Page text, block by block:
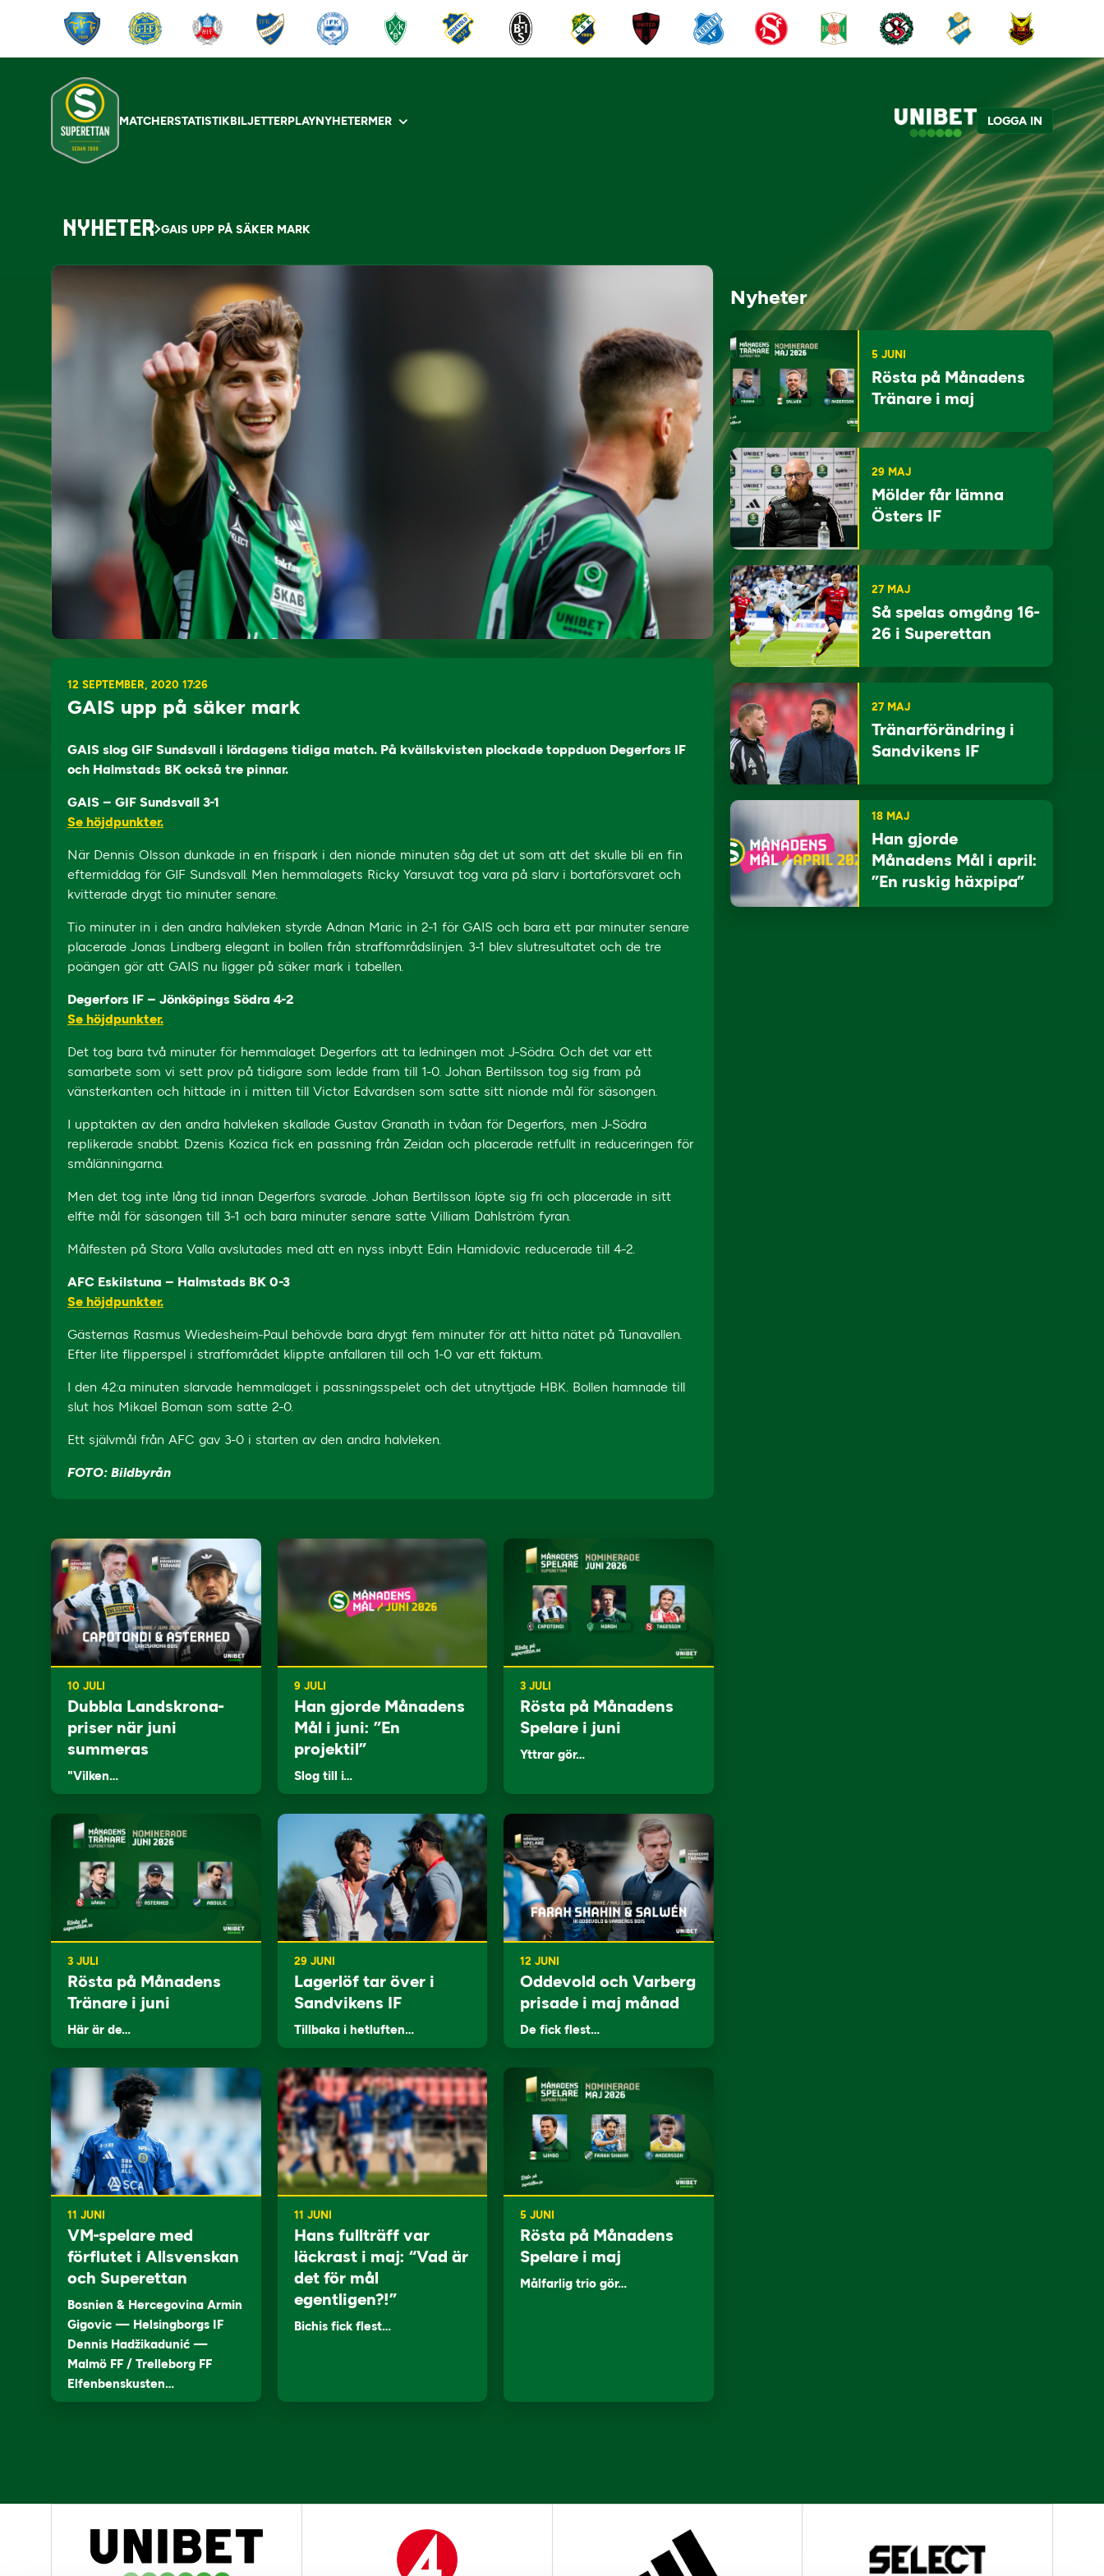
MATCHERSTATISTIKBILJETTERPLAYNYHETERMER LOGGA IN
NYHETER GAIS UPP PÅ SÄKER MARK
12 SEPTEMBER, 2020 17:26
GAIS upp på säker mark
GAIS slog GIF Sundsvall i lördagens tidiga match. På kvällskvisten plockade toppduon Degerfors IF
och Halmstads BK också tre pinnar.
GAIS – GIF Sundsvall 3-1
Se höjdpunkter.
När Dennis Olsson dunkade in en frispark i den nionde minuten såg det ut som att det skulle bli en fin
eftermiddag för GIF Sundsvall. Men hemmalagets Ricky Yarsuvat tog vara på slarv i bortaförsvaret och
kvitterade drygt tio minuter senare.
Tio minuter in i den andra halvleken styrde Adnan Maric in 2-1 för GAIS och bara ett par minuter senare
placerade Jonas Lindberg elegant in bollen från straffområdslinjen. 3-1 blev slutresultatet och de tre
poängen gör att GAIS nu ligger på säker mark i tabellen.
Degerfors IF – Jönköpings Södra 4-2
Se höjdpunkter.
Det tog bara två minuter för hemmalaget Degerfors att ta ledningen mot J-Södra. Och det var ett
samarbete som vi sett prov på tidigare som ledde fram till 1-0. Johan Bertilsson tog sig fram på
vänsterkanten och hittade in i mitten till Victor Edvardsen som satte sitt nionde mål för säsongen.
I upptakten av den andra halvleken skallade Gustav Granath in tvåan för Degerfors, men J-Södra
replikerade snabbt. Dzenis Kozica fick en passning från Zeidan och placerade retfullt in reduceringen för
smålänningarna.
Men det tog inte lång tid innan Degerfors svarade. Johan Bertilsson löpte sig fri och placerade in sitt
elfte mål för säsongen till 3-1 och bara minuter senare satte Villiam Dahlström fyran.
Målfesten på Stora Valla avslutades med att en nyss inbytt Edin Hamidovic reducerade till 4-2.
AFC Eskilstuna – Halmstads BK 0-3
Se höjdpunkter.
Gästernas Rasmus Wiedesheim-Paul behövde bara drygt fem minuter för att hitta nätet på Tunavallen.
Efter lite flipperspel i straffområdet klippte anfallaren till och 1-0 var ett faktum.
I den 42:a minuten slarvade hemmalaget i passningsspelet och det utnyttjade HBK. Bollen hamnade till
slut hos Mikael Boman som satte 2-0.
Ett självmål från AFC gav 3-0 i starten av den andra halvleken.
FOTO: Bildbyrån
10 JULI
Dubbla Landskrona-
priser när juni
summeras
"Vilken…
9 JULI
Han gjorde Månadens
Mål i juni: ”En
projektil”
Slog till i…
3 JULI
Rösta på Månadens
Spelare i juni
Yttrar gör…
3 JULI
Rösta på Månadens
Tränare i juni
Här är de…
29 JUNI
Lagerlöf tar över i
Sandvikens IF
Tillbaka i hetluften…
12 JUNI
Oddevold och Varberg
prisade i maj månad
De fick flest…
11 JUNI
VM-spelare med
förflutet i Allsvenskan
och Superettan
Bosnien & Hercegovina Armin
Gigovic — Helsingborgs IF
Dennis Hadžikadunić —
Malmö FF / Trelleborg FF
Elfenbenskusten…
11 JUNI
Hans fullträff var
läckrast i maj: “Vad är
det för mål
egentligen?!”
Bichis fick flest…
5 JUNI
Rösta på Månadens
Spelare i maj
Målfarlig trio gör…
Nyheter
5 JUNI
Rösta på Månadens
Tränare i maj
29 MAJ
Mölder får lämna
Östers IF
27 MAJ
Så spelas omgång 16-
26 i Superettan
27 MAJ
Tränarförändring i
Sandvikens IF
18 MAJ
Han gjorde
Månadens Mål i april:
”En ruskig häxpipa”